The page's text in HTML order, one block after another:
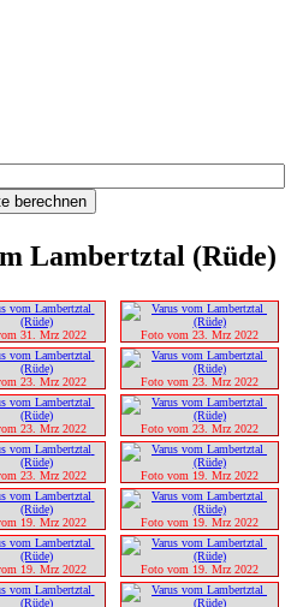
Lambertztal (Rüde)
31. Mrz 2022 Foto vom 23. Mrz 2022
23. Mrz 2022 Foto vom 23. Mrz 2022
23. Mrz 2022 Foto vom 23. Mrz 2022
23. Mrz 2022 Foto vom 19. Mrz 2022
19. Mrz 2022 Foto vom 19. Mrz 2022
19. Mrz 2022 Foto vom 19. Mrz 2022